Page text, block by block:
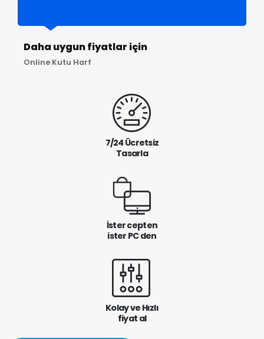
Daha uygun fiyatlar için
Online Kutu Harf
7/24 Ücretsiz
Tasarla
İster cepten
ister PC den
Kolay ve Hızlı
fiyat al